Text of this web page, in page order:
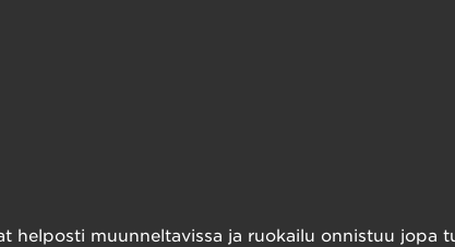
helposti muunneltavissa ja ruokailu onnistuu jopa